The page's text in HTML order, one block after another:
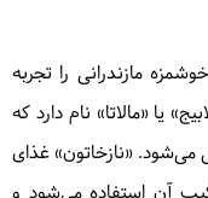
مازندرانی را تجربه
یا «مالاتا» نام دارد که
«نازخاتون» غذای